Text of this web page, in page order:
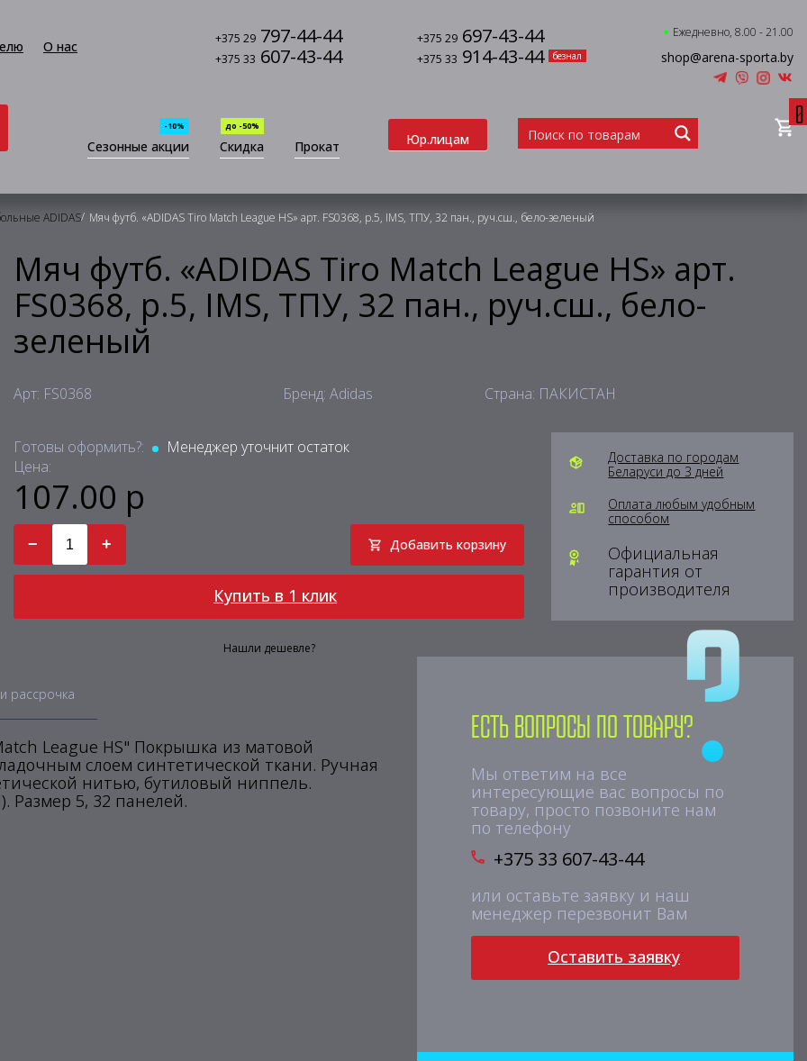
О нас +375 29 797-44-44 +375 29 697-43-44
+375 33 607-43-44 +375 33 914-43-44 безнал
Ежедневно, 8.00 - 21.00
shop@arena-sporta.by
Сезонные акции
-10%
Скидка
до -50%
Прокат Юр.лицам
0
ADIDAS/ Мяч футб. «ADIDAS Tiro Match League HS» арт. FS0368, р.5, IMS, ТПУ, 32 пан., руч.сш., бело-зеленый
Мяч футб. «ADIDAS Tiro Match League HS» арт.
FS0368, р.5, IMS, ТПУ, 32 пан., руч.сш., бело-
зеленый
Арт: FS0368 Бренд: Adidas Страна: ПАКИСТАН
Готовы оформить?:
Менеджер уточнит остаток
Цена:
107.00 р
− + Добавить корзину
Купить в 1 клик
Нашли дешевле?
Доставка по городам
Беларуси до 3 дней
Оплата любым удобным
способом
Официальная
гарантия от
производителя
рассрочка
League HS" Покрышка из матовой
слоем синтетической ткани. Ручная
нитью, бутиловый ниппель.
Размер 5, 32 панелей.
Есть вопросы по товару?
Мы ответим на все
интересующие вас вопросы по
товару, просто позвоните нам
по телефону
+375 33 607-43-44
или оставьте заявку и наш
менеджер перезвонит Вам
Оставить заявку